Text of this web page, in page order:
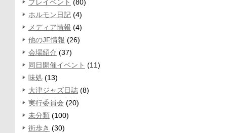
プレイベント (80)
ホルモン日記 (4)
メディア情報 (4)
他のJF情報 (26)
会場紹介 (37)
同日開催イベント (11)
味処 (13)
大津ジャズ日誌 (8)
実行委員会 (20)
未分類 (100)
街歩き (30)